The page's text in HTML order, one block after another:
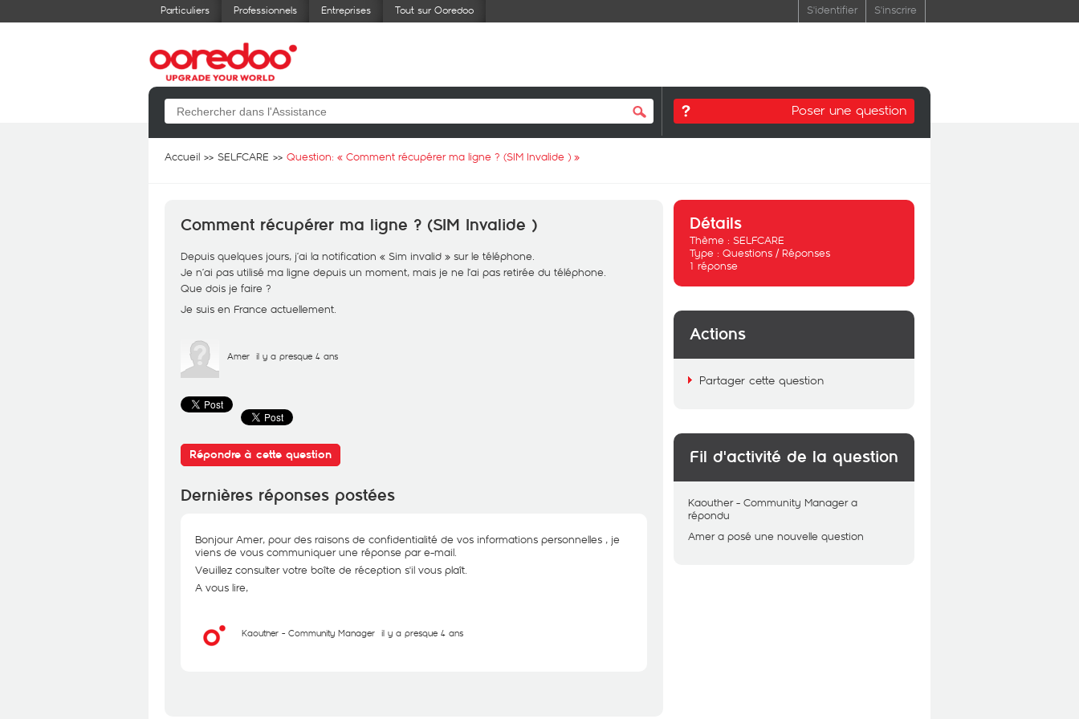
Particuliers Professionnels Entreprises Tout sur Ooredoo S'identifier S'inscrire
Poser une question
Accueil SELFCARE Question: « Comment récupérer ma ligne ? (SIM Invalide ) »
Comment récupérer ma ligne ? (SIM Invalide )
Depuis quelques jours, j’ai la notification « Sim invalid » sur le téléphone.
Je n’ai pas utilisé ma ligne depuis un moment, mais je ne l’ai pas retirée du téléphone.
Que dois je faire ?
Je suis en France actuellement.
Amer il y a presque 4 ans
Répondre à cette question
Dernières réponses postées
Bonjour Amer, pour des raisons de confidentialité de vos informations personnelles , je
viens de vous communiquer une réponse par e-mail.
Veuillez consulter votre boîte de réception s'il vous plaît.
A vous lire,
Kaouther - Community Manager il y a presque 4 ans
Détails
Thème : SELFCARE
Type : Questions / Réponses
1 réponse
Actions
Partager cette question
Fil d'activité de la question
Kaouther - Community Manager a
répondu
Amer a posé une nouvelle question